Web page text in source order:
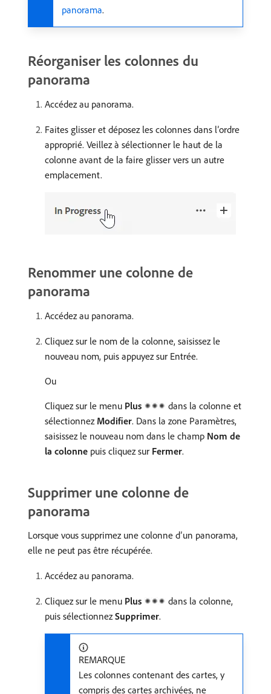
panorama.
Réorganiser les colonnes du
panorama
Accédez au panorama.
Faites glisser et déposez les colonnes dans l’ordre
approprié. Veillez à sélectionner le haut de la
colonne avant de la faire glisser vers un autre
emplacement.
Renommer une colonne de
panorama
Accédez au panorama.
Cliquez sur le nom de la colonne, saisissez le
nouveau nom, puis appuyez sur Entrée.
Ou
Cliquez sur le menu Plus
dans la colonne et
sélectionnez Modifier. Dans la zone Paramètres,
saisissez le nouveau nom dans le champ Nom de
la colonne puis cliquez sur Fermer.
Supprimer une colonne de
panorama
Lorsque vous supprimez une colonne d’un panorama,
elle ne peut pas être récupérée.
Accédez au panorama.
Cliquez sur le menu Plus
dans la colonne,
puis sélectionnezSupprimer.
REMARQUE
Les colonnes contenant des cartes, y
compris des cartes archivées, ne